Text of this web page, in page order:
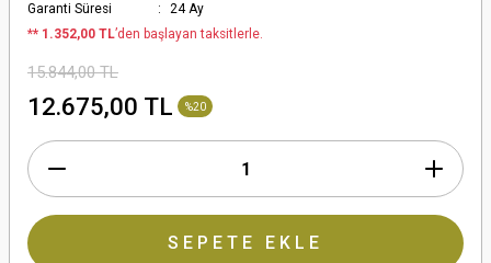
Garanti Süresi
24 Ay
** 1.352,00 TL’den başlayan taksitlerle.
15.844,00 TL
12.675,00 TL %20
SEPETE EKLE